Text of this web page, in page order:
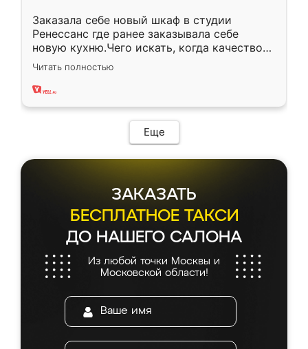
Заказала себе новый шкаф в студии
Ренессанс где ранее заказывала себе
новую кухню.Чего искать, когда качеством
вполне довольна. Служит кухня уже почти
два года, нареканий нет.
Читать полностью
Еще
ЗАКАЗАТЬ
БЕСПЛАТНОЕ ТАКСИ
ДО НАШЕГО САЛОНА
Из любой точки Москвы и
Московской области!